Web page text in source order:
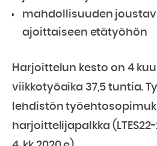
mahdollisuuden
ajoittaiseen etätyöhön
Harjoittelun kesto on 4
viikkotyöaika 37,5 tuntia.
lehdistön
harjoittelijapalkka (LTES22-